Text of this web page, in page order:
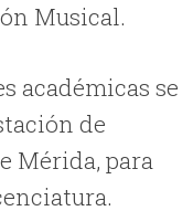
Musical.
académicas se
de
Mérida, para